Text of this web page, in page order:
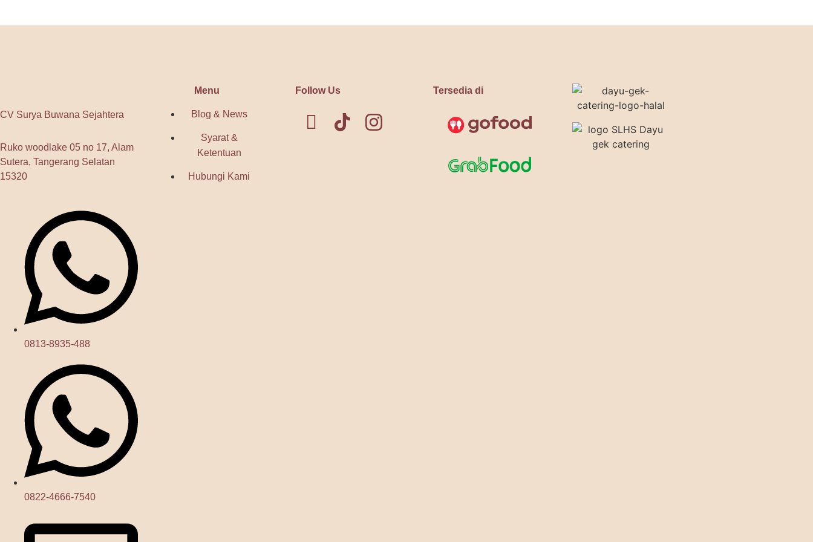
CV Surya Buwana Sejahtera
Ruko woodlake 05 no 17, Alam
Sutera, Tangerang Selatan
15320
0813-8935-488
0822-4666-7540
Menu
Blog & News
Syarat &
Ketentuan
Hubungi Kami
Follow Us Tersedia di